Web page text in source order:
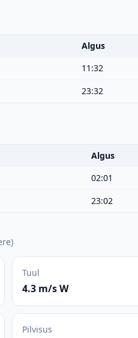
Algus
11:32
23:32
Algus
02:01
23:02
)
Tuul
4.3 m/s W
Pilvisus